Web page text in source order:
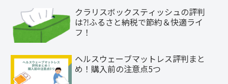
クラリスボックスティッシュの評判
は⁈ふるさと納税で節約＆快適ライ
フ！
ヘルスウェーブマットレス評判まと
め！購入前の注意点5つ